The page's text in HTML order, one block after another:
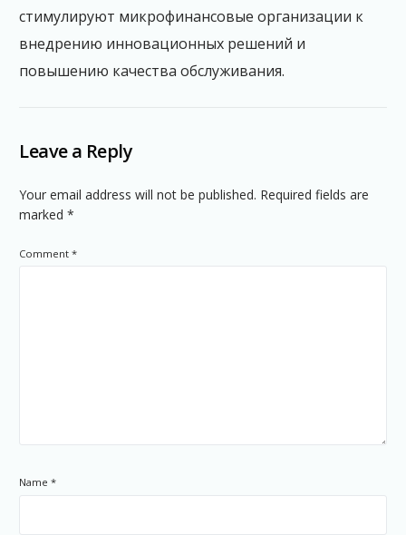
стимулируют микрофинансовые организации к
внедрению инновационных решений и
повышению качества обслуживания.
Leave a Reply
Your email address will not be published. Required fields are
marked*
Comment*
Name*